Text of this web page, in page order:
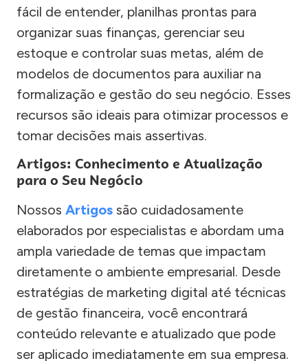
fácil de entender, planilhas prontas para
organizar suas finanças, gerenciar seu
estoque e controlar suas metas, além de
modelos de documentos para auxiliar na
formalização e gestão do seu negócio. Esses
recursos são ideais para otimizar processos e
tomar decisões mais assertivas.
Artigos: Conhecimento e Atualização
para o Seu Negócio
Nossos Artigos são cuidadosamente
elaborados por especialistas e abordam uma
ampla variedade de temas que impactam
diretamente o ambiente empresarial. Desde
estratégias de marketing digital até técnicas
de gestão financeira, você encontrará
conteúdo relevante e atualizado que pode
ser aplicado imediatamente em sua empresa.